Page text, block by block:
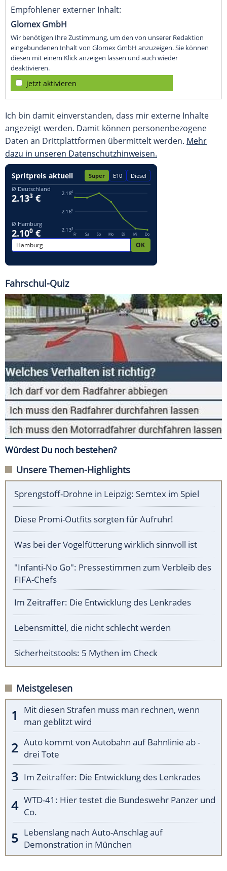
Empfohlener externer Inhalt:
Glomex GmbH
Wir benötigen Ihre Zustimmung, um den von unserer Redaktion
eingebundenen Inhalt von Glomex GmbH anzuzeigen. Sie können
diesen mit einem Klick anzeigen lassen und auch wieder
deaktivieren.
jetzt aktivieren
Ich bin damit einverstanden, dass mir externe Inhalte
angezeigt werden. Damit können personenbezogene
Daten an Drittplattformen übermittelt werden. Mehr
dazu in unseren Datenschutzhinweisen.
Fahrschul-Quiz
Würdest Du noch bestehen?
Unsere Themen-Highlights
Sprengstoff-Drohne in Leipzig: Semtex im Spiel
Diese Promi-Outfits sorgten für Aufruhr!
Was bei der Vogelfütterung wirklich sinnvoll ist
"Infanti-No Go": Pressestimmen zum Verbleib des
FIFA-Chefs
Im Zeitraffer: Die Entwicklung des Lenkrades
Lebensmittel, die nicht schlecht werden
Sicherheitstools: 5 Mythen im Check
Meistgelesen
Mit diesen Strafen muss man rechnen, wenn
man geblitzt wird
Auto kommt von Autobahn auf Bahnlinie ab -
drei Tote
Im Zeitraffer: Die Entwicklung des Lenkrades
WTD-41: Hier testet die Bundeswehr Panzer und
Co.
Lebenslang nach Auto-Anschlag auf
Demonstration in München